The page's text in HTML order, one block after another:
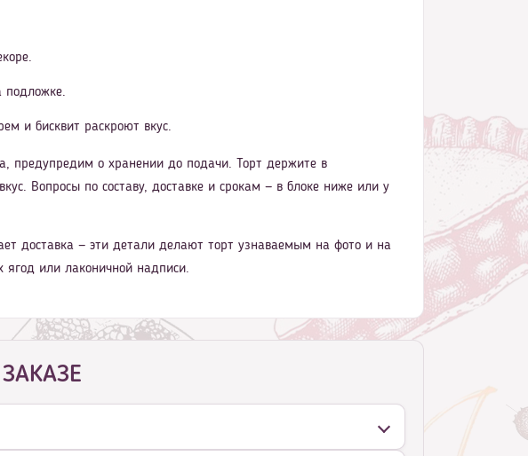
подложке.
и бисквит раскроют вкус.
предупредим о хранении до подачи. Торт держите в
Вопросы по составу, доставке и срокам — в блоке ниже или у
доставка — эти детали делают торт узнаваемым на фото и на
ягод или лаконичной надписи.